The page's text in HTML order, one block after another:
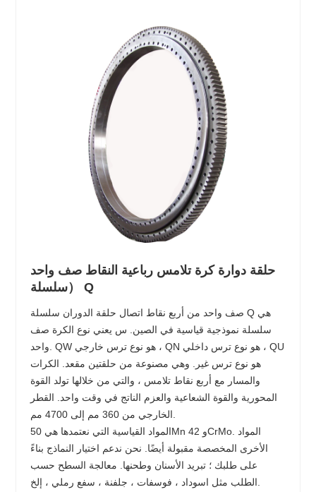
حلقة دوارة كرة تلامس رباعية النقاط صف واحد
（سلسلة Q
صف واحد من أربع نقاط اتصال حلقة الدوران سلسلة Q هي
سلسلة نموذجية قياسية في الصين. س يعني نوع الكرة صف
واحد. QW هو نوع ترس خارجي ، QN هو نوع ترس داخلي ، QU
هو نوع ترس غير. وهي مصنوعة من حلقتين مقعد. الكرات
والمسار مع أربع نقاط تلامس ، والتي من خلالها تولد القوة
المحورية والقوة الشعاعية والعزم الناتج في وقت واحد. القطر
المواد القياسية التي نعتمدها هي 50Mn و 42CrMo. المواد
الأخرى المخصصة مقبولة أيضًا. نحن ندعم اختيار النماذج بناءً
على طلبك ؛ تبريد الأسنان وطحنها. معالجة السطح حسب